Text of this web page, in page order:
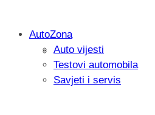
Igrali smo:
kako privući igrača
AutoZona
Auto vijesti
Testovi automobila
Savjeti i servis